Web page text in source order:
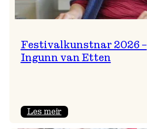
Festivalkunstnar 2026 –
Ingunn van Etten
Les meir: